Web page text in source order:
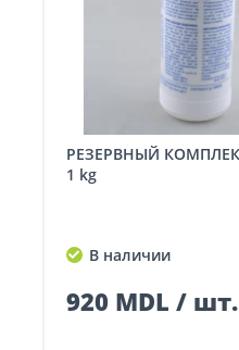
РЕЗЕРВНЫЙ КОМПЛЕКТ GELPHOS P
1 kg
В наличии
920 MDL / шт.